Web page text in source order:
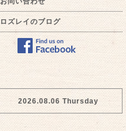
ロズレイのブログ
2026.08.06 Thursday